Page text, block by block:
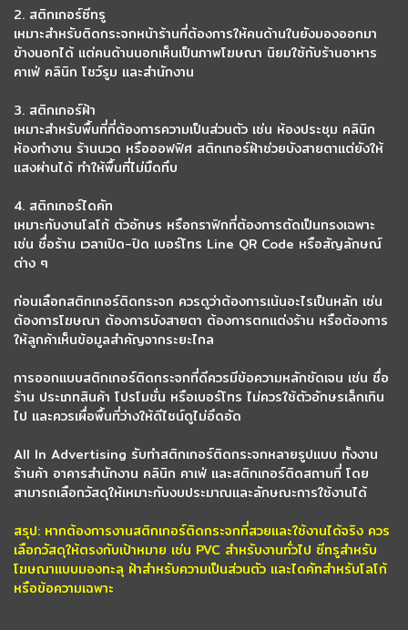
2. สติกเกอร์ซีทรู
เหมาะสำหรับติดกระจกหน้าร้านที่ต้องการให้คนด้านในยังมองออกมา
ข้างนอกได้ แต่คนด้านนอกเห็นเป็นภาพโฆษณา นิยมใช้กับร้านอาหาร
คาเฟ่ คลินิก โชว์รูม และสำนักงาน
3. สติกเกอร์ฝ้า
เหมาะสำหรับพื้นที่ที่ต้องการความเป็นส่วนตัว เช่น ห้องประชุม คลินิก
ห้องทำงาน ร้านนวด หรือออฟฟิศ สติกเกอร์ฝ้าช่วยบังสายตาแต่ยังให้
แสงผ่านได้ ทำให้พื้นที่ไม่มืดทึบ
4. สติกเกอร์ไดคัท
เหมาะกับงานโลโก้ ตัวอักษร หรือกราฟิกที่ต้องการตัดเป็นทรงเฉพาะ
เช่น ชื่อร้าน เวลาเปิด-ปิด เบอร์โทร Line QR Code หรือสัญลักษณ์
ต่าง ๆ
ก่อนเลือกสติกเกอร์ติดกระจก ควรดูว่าต้องการเน้นอะไรเป็นหลัก เช่น
ต้องการโฆษณา ต้องการบังสายตา ต้องการตกแต่งร้าน หรือต้องการ
ให้ลูกค้าเห็นข้อมูลสำคัญจากระยะไกล
การออกแบบสติกเกอร์ติดกระจกที่ดีควรมีข้อความหลักชัดเจน เช่น ชื่อ
ร้าน ประเภทสินค้า โปรโมชั่น หรือเบอร์โทร ไม่ควรใช้ตัวอักษรเล็กเกิน
ไป และควรเผื่อพื้นที่ว่างให้ดีไซน์ดูไม่อึดอัด
All In Advertising รับทำสติกเกอร์ติดกระจกหลายรูปแบบ ทั้งงาน
ร้านค้า อาคารสำนักงาน คลินิก คาเฟ่ และสติกเกอร์ติดสถานที่ โดย
สามารถเลือกวัสดุให้เหมาะกับงบประมาณและลักษณะการใช้งานได้
สรุป: หากต้องการงานสติกเกอร์ติดกระจกที่สวยและใช้งานได้จริง ควร
เลือกวัสดุให้ตรงกับเป้าหมาย เช่น PVC สำหรับงานทั่วไป ซีทรูสำหรับ
โฆษณาแบบมองทะลุ ฝ้าสำหรับความเป็นส่วนตัว และไดคัทสำหรับโลโก้
หรือข้อความเฉพาะ